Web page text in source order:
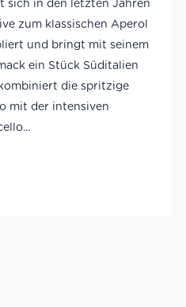
sich in den letzten Jahren
zum klassischen Aperol
und bringt mit seinem
ein Stück Süditalien
die spritzige
mit der intensiven